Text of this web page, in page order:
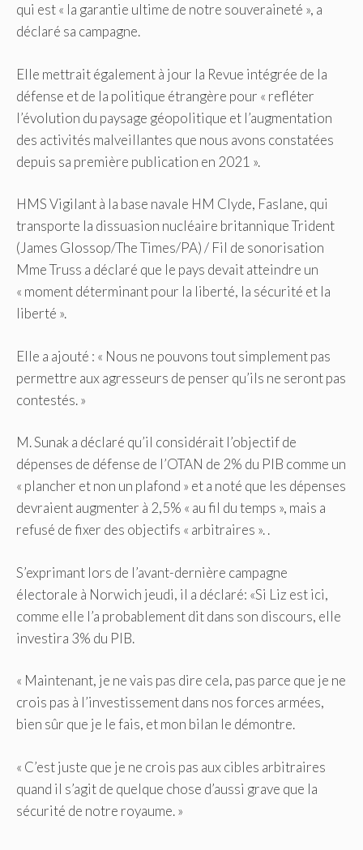
qui est « la garantie ultime de notre souveraineté », a
déclaré sa campagne.
Elle mettrait également à jour la Revue intégrée de la
défense et de la politique étrangère pour « refléter
l’évolution du paysage géopolitique et l’augmentation
des activités malveillantes que nous avons constatées
depuis sa première publication en 2021 ».
HMS Vigilant à la base navale HM Clyde, Faslane, qui
transporte la dissuasion nucléaire britannique Trident
(James Glossop/The Times/PA)/ Fil de sonorisation
Mme Truss a déclaré que le pays devait atteindre un
« moment déterminant pour la liberté, la sécurité et la
liberté ».
Elle a ajouté : « Nous ne pouvons tout simplement pas
permettre aux agresseurs de penser qu’ils ne seront pas
contestés. »
M. Sunak a déclaré qu’il considérait l’objectif de
dépenses de défense de l’OTAN de 2% du PIB comme un
« plancher et non un plafond » et a noté que les dépenses
devraient augmenter à 2,5% « au fil du temps », mais a
refusé de fixer des objectifs « arbitraires ». .
S’exprimant lors de l’avant-dernière campagne
électorale à Norwich jeudi, il a déclaré: «Si Liz est ici,
comme elle l’a probablement dit dans son discours, elle
investira 3% du PIB.
« Maintenant, je ne vais pas dire cela, pas parce que je ne
crois pas à l’investissement dans nos forces armées,
bien sûr que je le fais, et mon bilan le démontre.
« C’est juste que je ne crois pas aux cibles arbitraires
quand il s’agit de quelque chose d’aussi grave que la
sécurité de notre royaume. »